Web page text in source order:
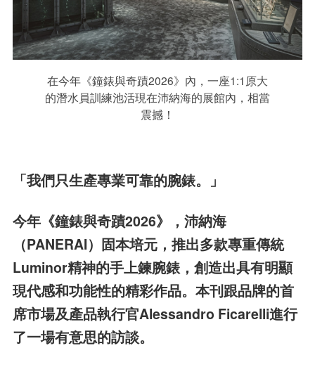
在今年《鐘錶與奇蹟2026》內，一座1:1原大
的潛水員訓練池活現在沛納海的展館內，相當
震撼！
「我們只生產專業可靠的腕錶。」
今年《鐘錶與奇蹟2026》，沛納海
（PANERAI）固本培元，推出多款專重傳統
Luminor精神的手上鍊腕錶，創造出具有明顯
現代感和功能性的精彩作品。本刊跟品牌的首
席市場及產品執行官Alessandro Ficarelli進行
了一場有意思的訪談。